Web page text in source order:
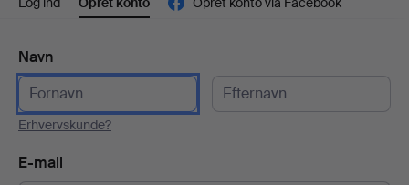
Navn
Erhvervskunde?
E-mail